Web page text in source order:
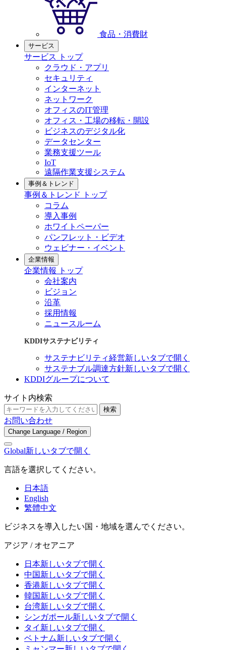
食品・消費財
サービス
サービス トップ
クラウド・アプリ
セキュリティ
インターネット
ネットワーク
オフィスのIT管理
オフィス・工場の移転・開設
ビジネスのデジタル化
データセンター
業務支援ツール
IoT
遠隔作業支援システム
事例＆トレンド
事例＆トレンド トップ
コラム
導入事例
ホワイトペーパー
パンフレット・ビデオ
ウェビナー・イベント
企業情報
企業情報 トップ
会社案内
ビジョン
沿革
採用情報
ニュースルーム
KDDIサステナビリティ
サステナビリティ経営新しいタブで開く
サステナブル調達方針新しいタブで開く
KDDIグループについて
サイト内検索
検索
お問い合わせ
Change Language / Region
Global新しいタブで開く
言語を選択してください。
日本語
English
繁體中文
ビジネスを導入したい国・地域を選んでください。
アジア / オセアニア
日本新しいタブで開く
中国新しいタブで開く
香港新しいタブで開く
韓国新しいタブで開く
台湾新しいタブで開く
シンガポール新しいタブで開く
タイ 新しいタブで開く
ベトナム新しいタブで開く